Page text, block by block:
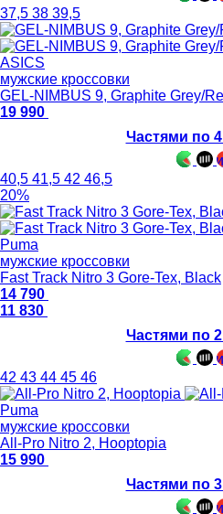
37,5 38 39,5
ASICS
мужские кроссовки
GEL-NIMBUS 9, Graphite Grey/
19 990
Частями по
40,5 41,5 42 46,5
20%
Puma
мужские кроссовки
Fast Track Nitro 3 Gore-Tex, Black
14 790
11 830
Частями по
42 43 44 45 46
Puma
мужские кроссовки
All-Pro Nitro 2, Hooptopia
15 990
Частями по